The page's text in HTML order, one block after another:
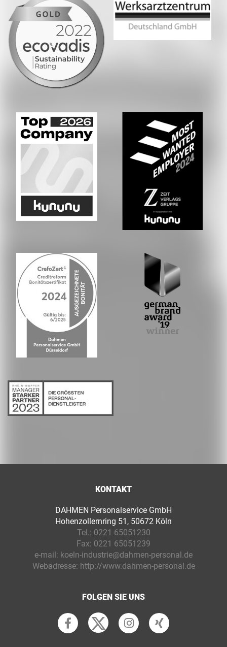
KONTAKT
DAHMEN Personalservice GmbH
Hohenzollernring 51, 50672 Köln
Tel.: 0221 65051230
Fax: 0221 65051239
e-mail: koeln-industrie@dahmen-personal.de
Webadresse: http://www.dahmen-personal.de
FOLGEN SIE UNS